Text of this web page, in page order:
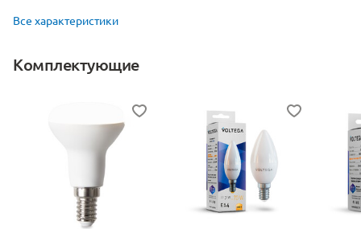
Все характеристики
Комплектующие